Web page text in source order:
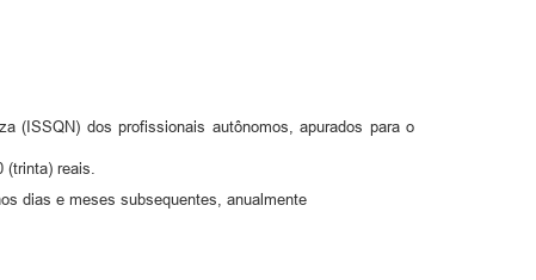
(ISSQN) dos profissionais autônomos, apurados para o
(trinta) reais.
dias e meses subsequentes, anualmente